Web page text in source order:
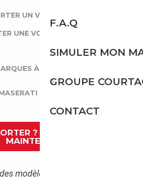
UN VÉHICULE DE SUÈDE
UNE VOITURE DE SUÈDE
À IMPORTER DEPUIS LA
DEPUIS LA SUÈDE
? CONTACTEZ-NOUS
MAINTENANT
modèles qui font rêver, à des
F.A.Q
SIMULER MON
GROUPE
CONTACT